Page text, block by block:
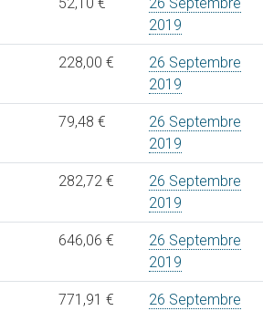
2019
228,00 €
26 Septembre
2019
79,48 €
26 Septembre
2019
282,72 €
26 Septembre
2019
646,06 €
26 Septembre
2019
771,91 €
26 Septembre